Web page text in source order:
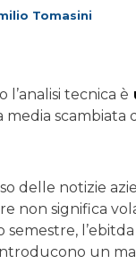
Tomasini
l’analisi tecnica è
media
delle notizie
non significa
un